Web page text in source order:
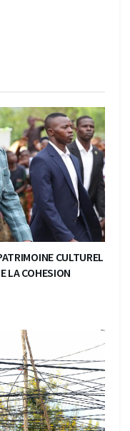
CULTUREL
LA COHESION